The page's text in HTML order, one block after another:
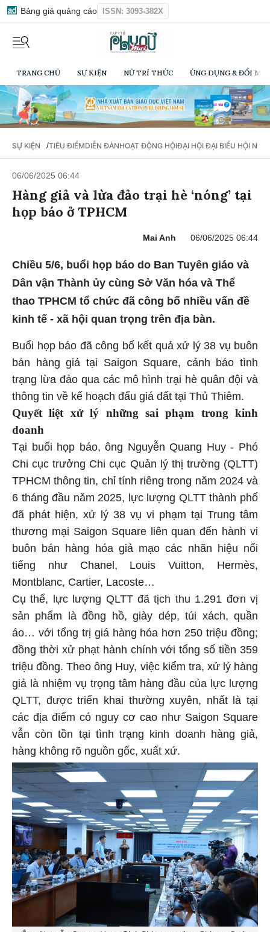
Bảng giá quảng cáo ISSN: 3093-382X
TRANG CHỦ SỰ KIỆN NỮ TRÍ THỨC ỨNG DỤNG & ĐỔI
SỰ KIỆN / TIÊU ĐIỂMDIỄN ĐÀNHOẠT ĐỘNG HỘIĐẠI HỘI ĐẠI BIỂU HỘI NỮ
06/06/2025 06:44
Hàng giả và lừa đảo trại hè ‘nóng’ tại
họp báo ở TPHCM
Mai Anh 06/06/2025 06:44
Chiều 5/6, buổi họp báo do Ban Tuyên giáo và
Dân vận Thành ủy cùng Sở Văn hóa và Thể
thao TPHCM tổ chức đã công bố nhiều vấn đề
kinh tế - xã hội quan trọng trên địa bàn.
Buổi họp báo đã công bố kết quả xử lý 38 vụ buôn
bán hàng giả tại Saigon Square, cảnh báo tình
trạng lừa đảo qua các mô hình trại hè quân đội và
thông tin về kế hoạch đấu giá đất tại Thủ Thiêm.
Quyết liệt xử lý những sai phạm trong kinh
doanh
Tại buổi họp báo, ông Nguyễn Quang Huy - Phó
Chi cục trưởng Chi cục Quản lý thị trường (QLTT)
TPHCM thông tin, chỉ tính riêng trong năm 2024 và
6 tháng đầu năm 2025, lực lượng QLTT thành phố
đã phát hiện, xử lý 38 vụ vi phạm tại Trung tâm
thương mại Saigon Square liên quan đến hành vi
buôn bán hàng hóa giả mạo các nhãn hiệu nổi
tiếng như Chanel, Louis Vuitton, Hermès,
Montblanc, Cartier, Lacoste…
Cụ thể, lực lượng QLTT đã tịch thu 1.291 đơn vị
sản phẩm là đồng hồ, giày dép, túi xách, quần
áo… với tổng trị giá hàng hóa hơn 250 triệu đồng;
đồng thời xử phạt hành chính với tổng số tiền 359
triệu đồng. Theo ông Huy, việc kiểm tra, xử lý hàng
giả là nhiệm vụ trọng tâm hàng đầu của lực lượng
QLTT, được triển khai thường xuyên, nhất là tại
các địa điểm có nguy cơ cao như Saigon Square
vẫn còn tồn tại tình trạng kinh doanh hàng giả,
hàng không rõ nguồn gốc, xuất xứ.